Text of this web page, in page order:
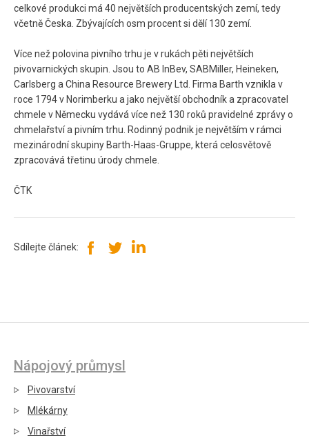
celkové produkci má 40 největších producentských zemí, tedy
včetně Česka. Zbývajících osm procent si dělí 130 zemí.
Více než polovina pivního trhu je v rukách pěti největších
pivovarnických skupin. Jsou to AB InBev, SABMiller, Heineken,
Carlsberg a China Resource Brewery Ltd. Firma Barth vznikla v
roce 1794 v Norimberku a jako největší obchodník a zpracovatel
chmele v Německu vydává více než 130 roků pravidelné zprávy o
chmelařství a pivním trhu. Rodinný podnik je největším v rámci
mezinárodní skupiny Barth-Haas-Gruppe, která celosvětově
zpracovává třetinu úrody chmele.
ČTK
Sdílejte článek:
Nápojový průmysl
Pivovarství
Mlékárny
Vinařství